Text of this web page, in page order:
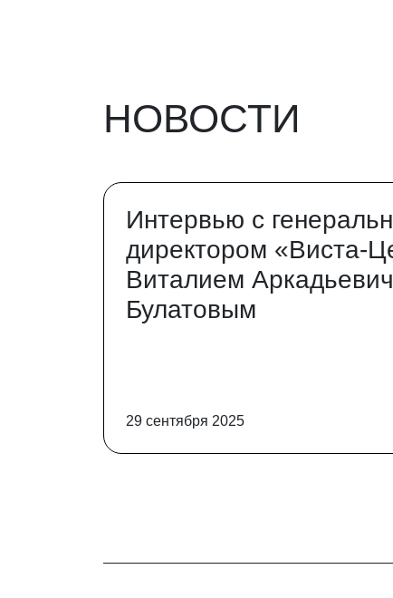
НОВОСТИ
Интервью с
директором «Виста-
Виталием
Булатовым
29 сентября 2025